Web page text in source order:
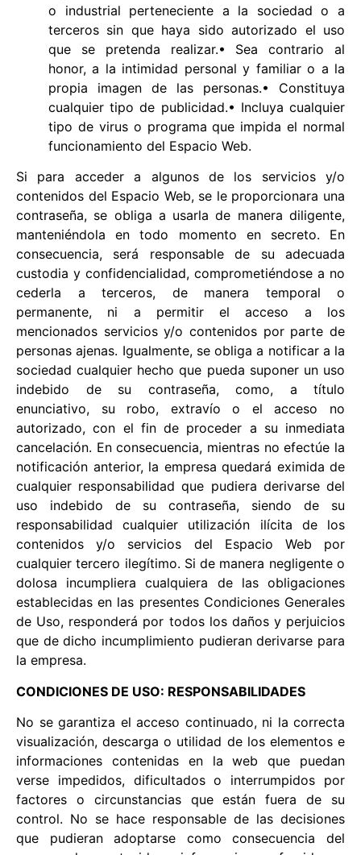
o industrial perteneciente a la sociedad o a
terceros sin que haya sido autorizado el uso
que se pretenda realizar.• Sea contrario al
honor, a la intimidad personal y familiar o a la
propia imagen de las personas.• Constituya
cualquier tipo de publicidad.• Incluya cualquier
tipo de virus o programa que impida el normal
funcionamiento del Espacio Web.
Si para acceder a algunos de los servicios y/o
contenidos del Espacio Web, se le proporcionara una
contraseña, se obliga a usarla de manera diligente,
manteniéndola en todo momento en secreto. En
consecuencia, será responsable de su adecuada
custodia y confidencialidad, comprometiéndose a no
cederla a terceros, de manera temporal o
permanente, ni a permitir el acceso a los
mencionados servicios y/o contenidos por parte de
personas ajenas. Igualmente, se obliga a notificar a la
sociedad cualquier hecho que pueda suponer un uso
indebido de su contraseña, como, a título
enunciativo, su robo, extravío o el acceso no
autorizado, con el fin de proceder a su inmediata
cancelación. En consecuencia, mientras no efectúe la
notificación anterior, la empresa quedará eximida de
cualquier responsabilidad que pudiera derivarse del
uso indebido de su contraseña, siendo de su
responsabilidad cualquier utilización ilícita de los
contenidos y/o servicios del Espacio Web por
cualquier tercero ilegítimo. Si de manera negligente o
dolosa incumpliera cualquiera de las obligaciones
establecidas en las presentes Condiciones Generales
de Uso, responderá por todos los daños y perjuicios
que de dicho incumplimiento pudieran derivarse para
la empresa.
CONDICIONES DE USO: RESPONSABILIDADES
No se garantiza el acceso continuado, ni la correcta
visualización, descarga o utilidad de los elementos e
informaciones contenidas en la web que puedan
verse impedidos, dificultados o interrumpidos por
factores o circunstancias que están fuera de su
control. No se hace responsable de las decisiones
que pudieran adoptarse como consecuencia del